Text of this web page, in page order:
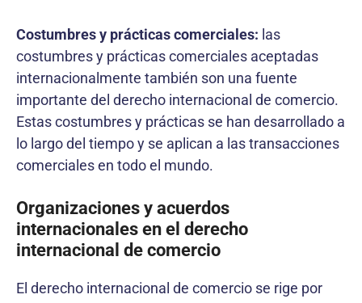
Costumbres y prácticas comerciales: las
costumbres y prácticas comerciales aceptadas
internacionalmente también son una fuente
importante del derecho internacional de comercio.
Estas costumbres y prácticas se han desarrollado a
lo largo del tiempo y se aplican a las transacciones
comerciales en todo el mundo.
Organizaciones y acuerdos
internacionales en el derecho
internacional de comercio
El derecho internacional de comercio se rige por